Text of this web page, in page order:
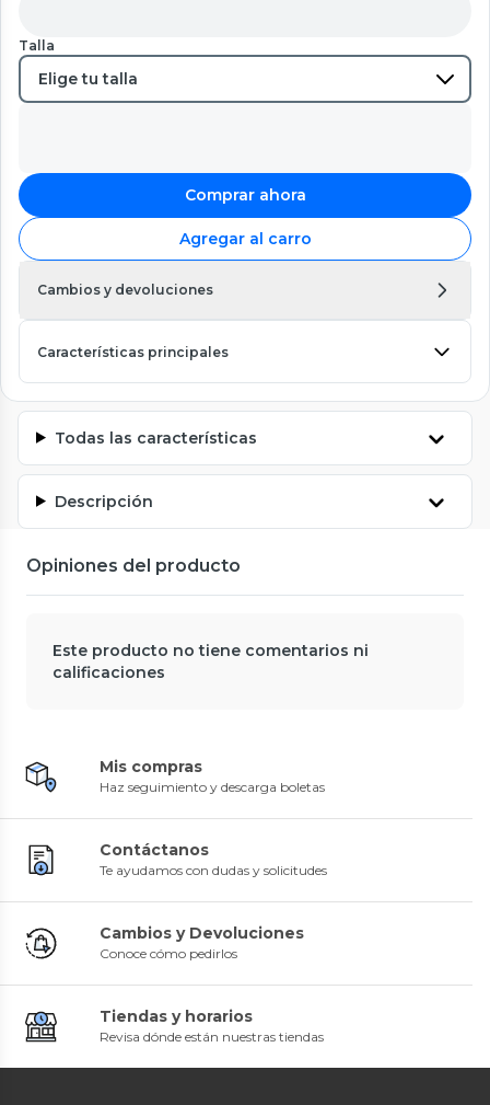
Talla
Comprar ahora
Agregar al carro
Cambios y devoluciones
Características principales
Todas las características
Descripción
Opiniones del producto
Este producto no tiene comentarios ni
calificaciones
Mis compras
Haz seguimiento y descarga boletas
Contáctanos
Te ayudamos con dudas y solicitudes
Cambios y Devoluciones
Conoce cómo pedirlos
Tiendas y horarios
Revisa dónde están nuestras tiendas